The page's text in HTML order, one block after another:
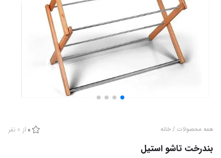
همه محصولات / خانه 0 از 0 نفر
بندرخت تاشو استیل